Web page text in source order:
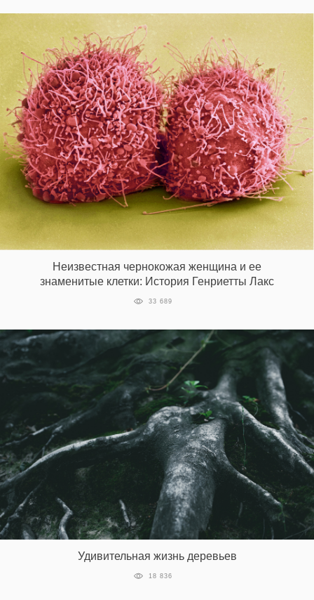
EN
UA
Неизвестная чернокожая женщина и ее
знаменитые клетки: История Генриетты Лакс
33 689
Удивительная жизнь деревьев
18 836